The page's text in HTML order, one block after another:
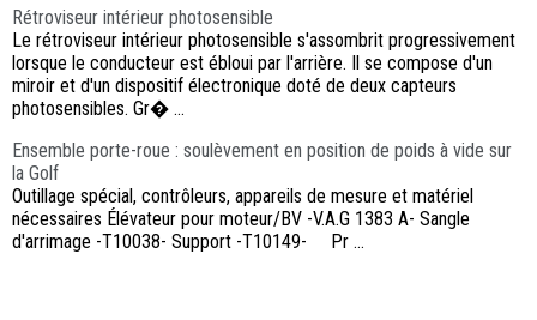
Rétroviseur intérieur photosensible
Le rétroviseur intérieur photosensible s'assombrit progressivement
lorsque le conducteur est ébloui par l'arrière. Il se compose d'un
miroir et d'un dispositif électronique doté de deux capteurs
photosensibles. Gr� ...
Ensemble porte-roue : soulèvement en position de poids à vide sur
la Golf
Outillage spécial, contrôleurs, appareils de mesure et matériel
nécessaires Élévateur pour moteur/BV -V.A.G 1383 A- Sangle
d'arrimage -T10038- Support -T10149- Pr ...